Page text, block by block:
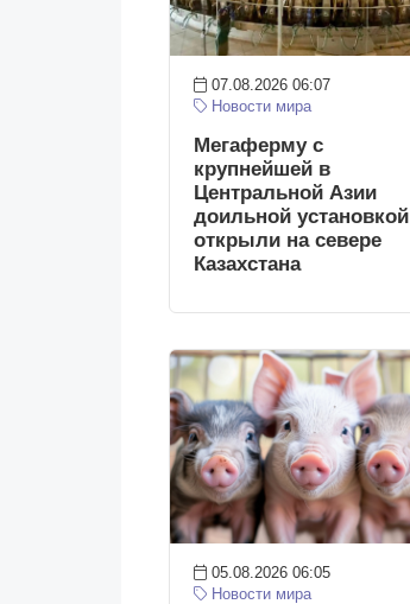
07.08.2026 06:07
Новости мира
Мегаферму с
крупнейшей в
Центральной Азии
доильной установкой
открыли на севере
Казахстана
05.08.2026 06:05
Новости мира